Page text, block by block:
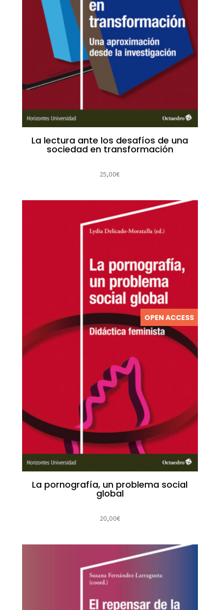
La lectura ante los desafíos de una
sociedad en transformación
25,00€
OPEN ACCESS
La pornografía, un problema social
global
20,00€